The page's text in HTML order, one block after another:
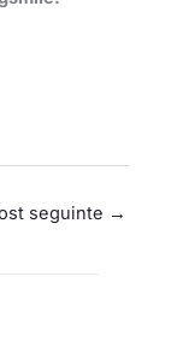
seguinte →